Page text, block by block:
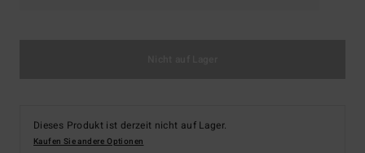
Dieses Produkt ist derzeit nicht auf Lager.
Kaufen Sie andere Optionen